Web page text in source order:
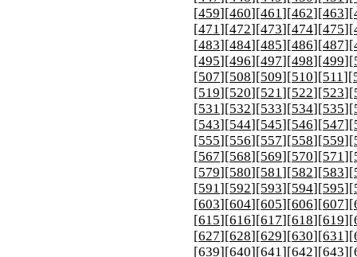
[459][460][461][462][463][
[471][472][473][474][475][
[483][484][485][486][487][
[495][496][497][498][499][
[507][508][509][510][511][
[519][520][521][522][523][
[531][532][533][534][535][
[543][544][545][546][547][
[555][556][557][558][559][
[567][568][569][570][571][
[579][580][581][582][583][
[591][592][593][594][595][
[603][604][605][606][607][
[615][616][617][618][619][
[627][628][629][630][631][
[639][640][641][642][643][